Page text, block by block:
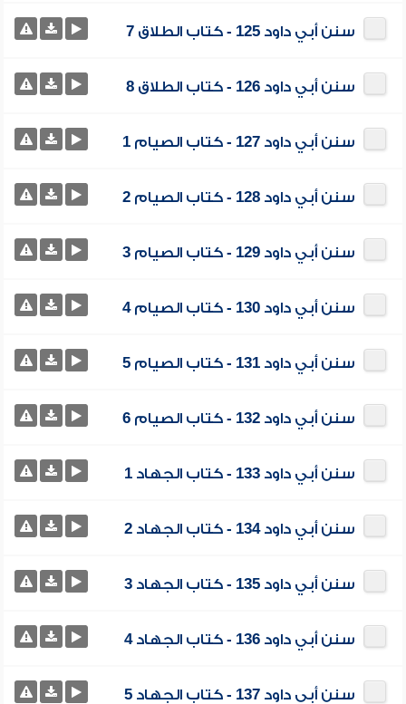
سنن أبي داود 125 - كتاب الطلاق 7
سنن أبي داود 126 - كتاب الطلاق 8
سنن أبي داود 127 - كتاب الصيام 1
سنن أبي داود 128 - كتاب الصيام 2
سنن أبي داود 129 - كتاب الصيام 3
سنن أبي داود 130 - كتاب الصيام 4
سنن أبي داود 131 - كتاب الصيام 5
سنن أبي داود 132 - كتاب الصيام 6
سنن أبي داود 133 - كتاب الجهاد 1
سنن أبي داود 134 - كتاب الجهاد 2
سنن أبي داود 135 - كتاب الجهاد 3
سنن أبي داود 136 - كتاب الجهاد 4
سنن أبي داود 137 - كتاب الجهاد 5